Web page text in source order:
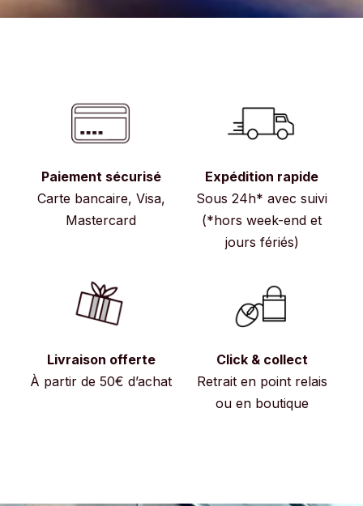
Paiement sécurisé
Carte bancaire, Visa,
Mastercard
Expédition rapide
Sous 24h* avec suivi
(*hors week-end et
jours fériés)
Livraison offerte
À partir de 50€ d’achat
Click & collect
Retrait en point relais
ou en boutique